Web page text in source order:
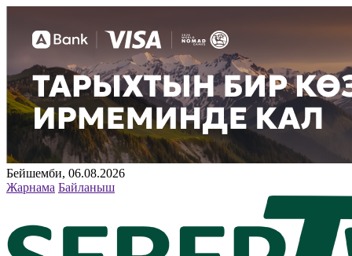
Бейшемби, 06.08.2026
Жарнама Байланыш